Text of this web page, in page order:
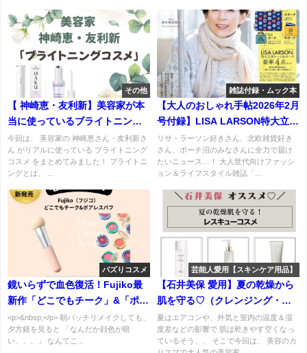
その他
【 神崎恵・友利新】美容家が本
当に使っているブライトニング
コスメまとめ♡ふっくらとハリ
とツヤ感肌になる秘訣とは！？
今回は、 美容家の 神崎恵さん・友利新さ
ん がリアルに使っている ブライトニング
コスメ をまとめてみました！ ブライトニ
ングとは、 ...
雑誌付録・ムック本
【大人のおしゃれ手帖2026年2月
号付録】LISA LARSON特大立体
ケース＆ポーチ4点セットは収納
力どう？ポーチ沼目線でレビュ
ー♡
リサ・ラーソン好きさん、北欧雑貨好き
さん、ポーチ沼のみなさんに全力で届け
たいニュース…！ 大人世代向けファッシ
ョン＆ライフスタイル雑誌「...
バズりコスメ
鏡いらずで血色復活！Fujiko最
新作「どこでもチーク」&「ポア
レスパフ」の使い方と全色レビ
ュー♪春のポーチ一軍確定コスメ
<p>&nbsp;</p> 朝バッチリメイクしても、
夕方鏡を見ると 「なんだか顔色が暗
い、、、」 なんてこ...
芸能人愛用【スキンケア用品】
【石井美保 愛用】夏の乾燥から
肌を守る♡（クレンジング・洗
顔・化粧水）などまとめ。肌の
ベタつきが苦手なあなたへ♪
夏はエアコンや、外気と室内の温度＆湿
度差などの影響で 肌は乾きやす空くなっ
ているそう、、 そこで今回は、 美容のカ